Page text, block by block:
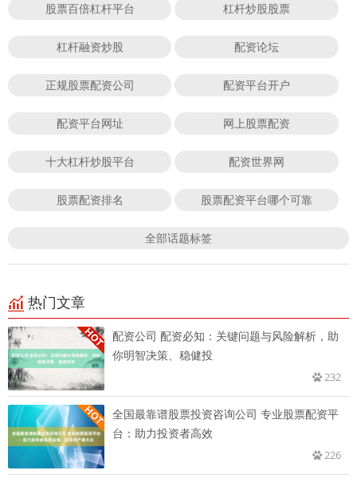
股票百倍杠杆平台 杠杆炒股股票
杠杆融资炒股 配资论坛
正规股票配资公司 配资平台开户
配资平台网址 网上股票配资
十大杠杆炒股平台 配资世界网
股票配资排名 股票配资平台哪个可靠
全部话题标签
热门文章
配资公司 配资必知：关键问题与风险解析，助
你明智决策、稳健投
232
全国最靠谱股票投资咨询公司 专业股票配资平
台：助力投资者高效
226